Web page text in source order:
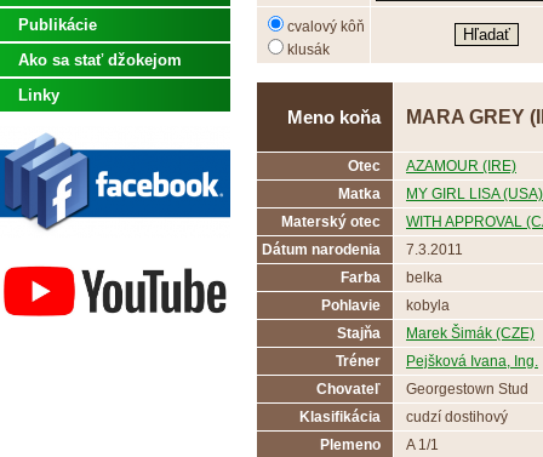
cvalový kôň
klusák
Meno koňa MARA GREY
Otec
AZAMOUR (IRE)
Matka
MY GIRL LISA (USA)
Materský otec
WITH APPROVAL
Dátum narodenia
7.3.2011
Farba
belka
Pohlavie
kobyla
Stajňa
Marek Šimák (CZE)
Tréner
Pejšková Ivana, Ing.
Chovateľ
Georgestown Stud
Klasifikácia
cudzí dostihový
Plemeno
A 1/1
Publikácie
Ako sa stať džokejom
Linky